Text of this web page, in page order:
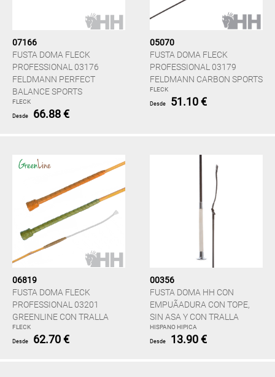
07166
FUSTA DOMA FLECK
PROFESSIONAL 03176
FELDMANN PERFECT
BALANCE SPORTS
FLECK
Desde 66.88 €
05070
FUSTA DOMA FLECK
PROFESSIONAL 03179
FELDMANN CARBON SPORTS
FLECK
Desde 51.10 €
06819
FUSTA DOMA FLECK
PROFESSIONAL 03201
GREENLINE CON TRALLA
FLECK
Desde 62.70 €
00356
FUSTA DOMA HH CON
EMPUÃADURA CON TOPE,
SIN ASA Y CON TRALLA
HISPANO HIPICA
Desde 13.90 €